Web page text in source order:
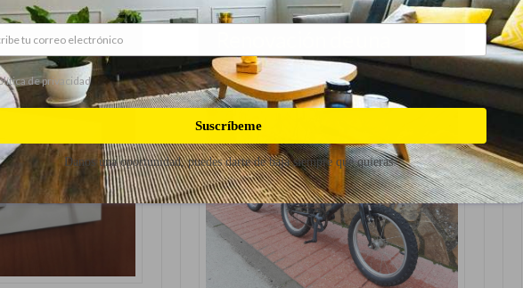
tu
bicicleta de juguete
de privacidad
Suscríbeme
Danos una oportunidad, puedes darte de baja siempre que quieras